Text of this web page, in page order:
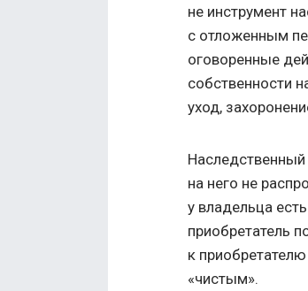
не инструмент
с отложенным
оговоренные
собственности
уход,
на него не
у владельца
приобретатель
к
«чистым».